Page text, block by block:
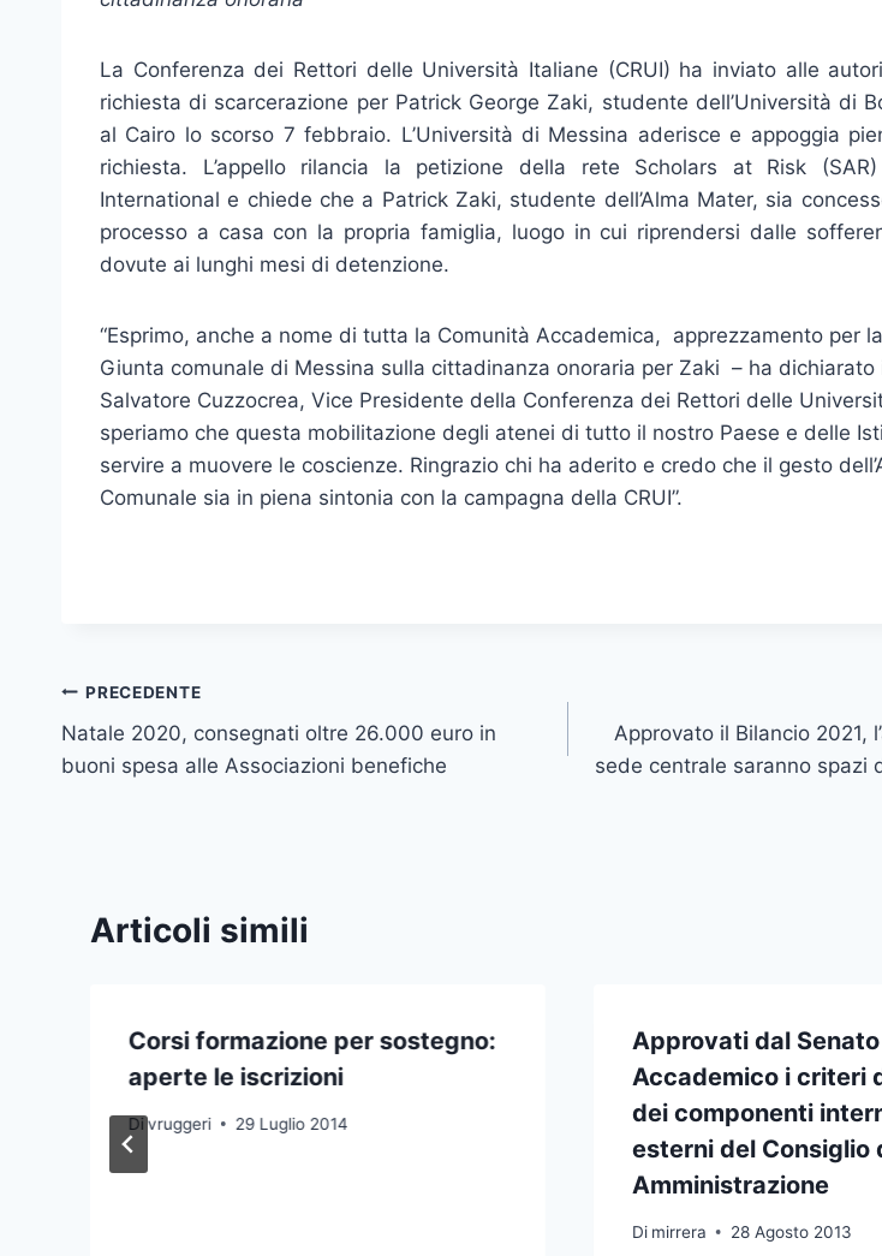
La Conferenza dei Rettori delle Università Italiane (CRUI) ha inviato alle
richiesta di scarcerazione per Patrick George Zaki, studente dell’Università di
al Cairo lo scorso 7 febbraio. L’Università di Messina aderisce e appoggia
richiesta. L’appello rilancia la petizione della rete Scholars at Risk
International e chiede che a Patrick Zaki, studente dell’Alma Mater, sia
processo a casa con la propria famiglia, luogo in cui riprendersi dalle
dovute ai lunghi mesi di detenzione.
“Esprimo, anche a nome di tutta la Comunità Accademica, apprezzamento per
Giunta comunale di Messina sulla cittadinanza onoraria per Zaki – ha dichiarato
Salvatore Cuzzocrea, Vice Presidente della Conferenza dei Rettori delle
speriamo che questa mobilitazione degli atenei di tutto il nostro Paese e delle
servire a muovere le coscienze. Ringrazio chi ha aderito e credo che il gesto
Comunale sia in piena sintonia con la campagna della CRUI”.
Navigazione
articoli
PRECEDENTE
Natale 2020, consegnati oltre 26.000 euro in
buoni spesa alle Associazioni benefiche
Approvato il Bilancio 2021,
sede centrale saranno spazi
Articoli simili
Corsi formazione per sostegno:
aperte le iscrizioni
Di vruggeri 29 Luglio 2014
Approvati dal Senato
Accademico i criteri
dei componenti
esterni del Consiglio
Amministrazione
Di mirrera 28 Agosto 2013